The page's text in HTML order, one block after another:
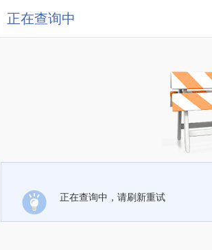
正在查询中
正在查询中，请刷新重试